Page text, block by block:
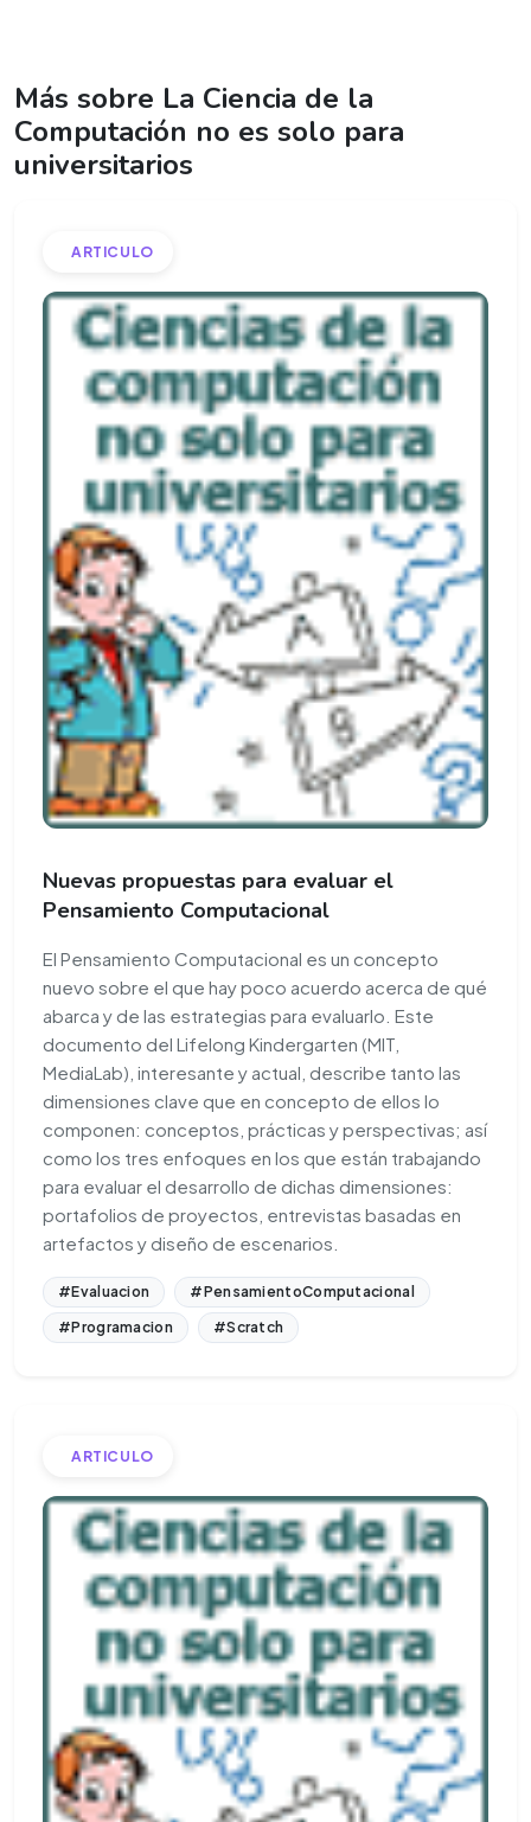
Más sobre La Ciencia de la
Computación no es solo para
universitarios
ARTICULO
Nuevas propuestas para evaluar el
Pensamiento Computacional
El Pensamiento Computacional es un concepto
nuevo sobre el que hay poco acuerdo acerca de qué
abarca y de las estrategias para evaluarlo. Este
documento del Lifelong Kindergarten (MIT,
MediaLab), interesante y actual, describe tanto las
dimensiones clave que en concepto de ellos lo
componen: conceptos, prácticas y perspectivas; así
como los tres enfoques en los que están trabajando
para evaluar el desarrollo de dichas dimensiones:
portafolios de proyectos, entrevistas basadas en
artefactos y diseño de escenarios.
#Evaluacion
#PensamientoComputacional
#Programacion
#Scratch
ARTICULO